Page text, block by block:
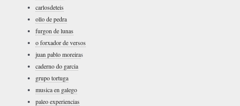
carlosdeteis
ollo de pedra
furgon de lunas
o forxador de versos
juan pablo moreiras
caderno do garcia
grupo tortuga
musica en galego
paleo experiencias